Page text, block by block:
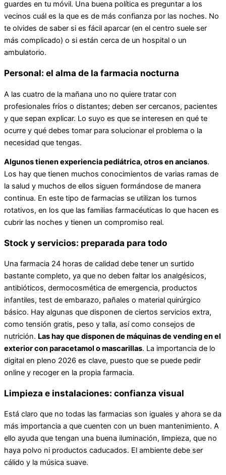
guardes en tu móvil. Una buena política es preguntar a los
vecinos cuál es la que es de más confianza por las noches. No
te olvides de saber si es fácil aparcar (en el centro suele ser
más complicado) o si están cerca de un hospital o un
ambulatorio.
Personal: el alma de la farmacia nocturna
A las cuatro de la mañana uno no quiere tratar con
profesionales fríos o distantes; deben ser cercanos, pacientes
y que sepan explicar. Lo suyo es que se interesen en qué te
ocurre y qué debes tomar para solucionar el problema o la
necesidad que tengas.
Algunos tienen experiencia pediátrica, otros en ancianos.
Los hay que tienen muchos conocimientos de varias ramas de
la salud y muchos de ellos siguen formándose de manera
continua. En este tipo de farmacias se utilizan los turnos
rotativos, en los que las familias farmacéuticas lo que hacen es
cubrir las noches y tienen un compromiso real.
Stock y servicios: preparada para todo
Una farmacia 24 horas de calidad debe tener un surtido
bastante completo, ya que no deben faltar los analgésicos,
antibióticos, dermocosmética de emergencia, productos
infantiles, test de embarazo, pañales o material quirúrgico
básico. Hay algunas que disponen de ciertos servicios extra,
como tensión gratis, peso y talla, así como consejos de
nutrición. Las hay que disponen de máquinas de vending en el
exterior con paracetamol o mascarillas. La importancia de lo
digital en pleno 2026 es clave, puesto que se puede pedir
online y recoger en la propia farmacia.
Limpieza e instalaciones: confianza visual
Está claro que no todas las farmacias son iguales y ahora se da
más importancia a que cuenten con un buen mantenimiento. A
ello ayuda que tengan una buena iluminación, limpieza, que no
haya polvo ni productos caducados. El ambiente debe ser
cálido y la música suave.